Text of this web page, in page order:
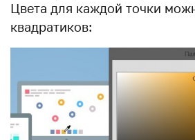
Цвета для каждой точки
квадратиков: